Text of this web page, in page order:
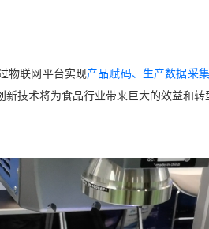
物联网平台实现产品赋码、生产数据采
新技术将为食品行业带来巨大的效益和转